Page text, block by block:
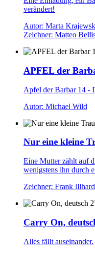
verändert!
Autor: Marta
Zeichner: Matteo
APFEL der
Apfel der Barbar 14 -
Autor: Michael Wild
Nur eine kleine
Eine Mutter zählt auf
wenigstens ihn durch
Zeichner: Frank
Carry On,
Alles fällt auseinander.